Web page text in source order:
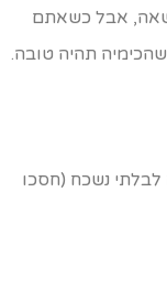
אבל כשאתם
תהיה טובה.
נשכח (חסכו